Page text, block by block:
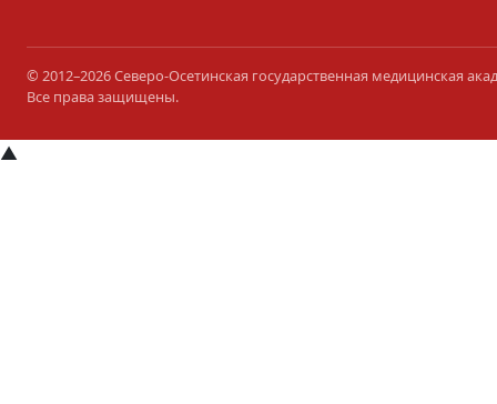
© 2012–2026 Северо-Осетинская государственная медицинская
Все права защищены.
▲